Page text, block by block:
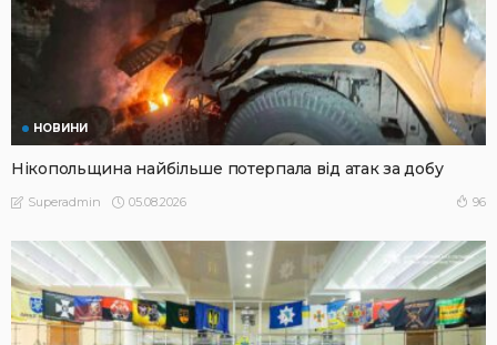
НОВИНИ
Нікопольщина найбільше потерпала від атак за добу
Superadmin 05.08.2026 96